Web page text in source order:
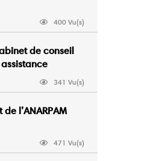
400 Vu(s)
de conseil
341 Vu(s)
l’ANARPAM
471 Vu(s)